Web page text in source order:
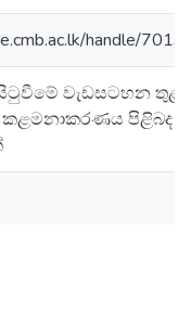
handle/
වැඩසටහන තුළ
පිළිබද